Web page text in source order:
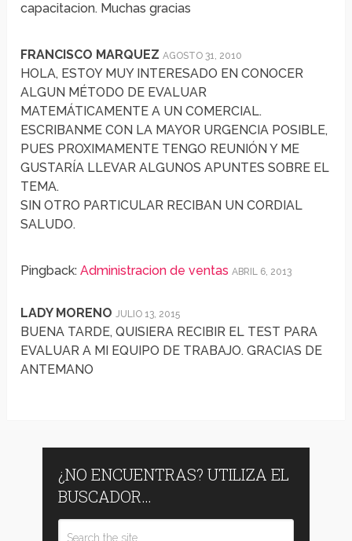
capacitacion. Muchas gracias
FRANCISCO MARQUEZ AGOSTO 31, 2010
HOLA, ESTOY MUY INTERESADO EN CONOCER
ALGUN MÉTODO DE EVALUAR
MATEMÁTICAMENTE A UN COMERCIAL.
ESCRIBANME CON LA MAYOR URGENCIA POSIBLE,
PUES PROXIMAMENTE TENGO REUNIÓN Y ME
GUSTARÍA LLEVAR ALGUNOS APUNTES SOBRE EL
TEMA.
SIN OTRO PARTICULAR RECIBAN UN CORDIAL
SALUDO.
Pingback:Administracion de ventas ABRIL 6, 2013
LADY MORENO JULIO 13, 2015
BUENA TARDE, QUISIERA RECIBIR EL TEST PARA
EVALUAR A MI EQUIPO DE TRABAJO. GRACIAS DE
ANTEMANO
¿NO ENCUENTRAS? UTILIZA EL
BUSCADOR…